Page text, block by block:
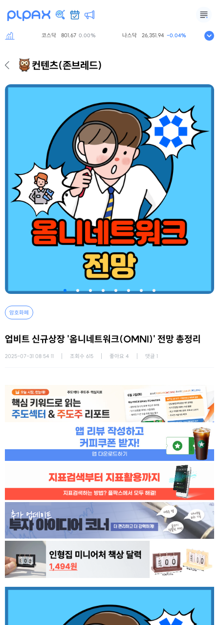
코스닥 801.67 0.00% 나스닥 26,351.94 -0.04%
컨텐츠(존브레드)
암호화폐
업비트 신규상장 '옴니네트워크(OMNI)' 전망 총정리
2025-07-31 08:54:11 조회수 615 좋아요 4 댓글 1